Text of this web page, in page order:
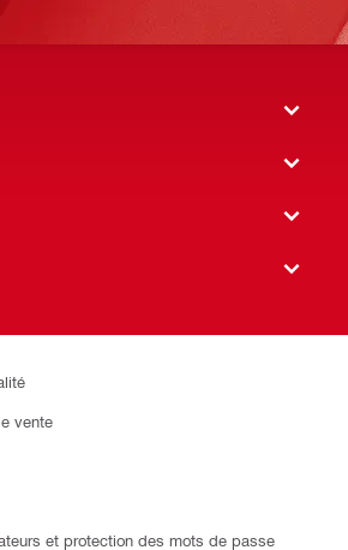
vente
et protection des mots de passe